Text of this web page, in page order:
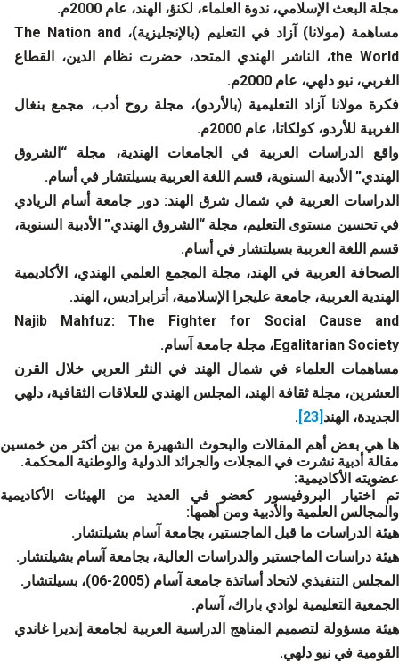
مجلة البعث الإسلامي، ندوة العلماء، لكنؤ، الهند، عام 2000م.
مساهمة (مولانا) آزاد في التعليم (بالإنجليزية)، The Nation and
the World، الناشر الهندي المتحد، حضرت نظام الدين، القطاع
الغربي، نيو دلهي، عام 2000م.
فكرة مولانا آزاد التعليمية (بالأردو)، مجلة روح أدب، مجمع بنغال
الغربية للأردو، كولكاتا، عام 2000م.
واقع الدراسات العربية في الجامعات الهندية، مجلة “الشروق
الهندي” الأدبية السنوية، قسم اللغة العربية بسيلتشار في أسام.
الدراسات العربية في شمال شرق الهند: دور جامعة أسام الريادي
في تحسين مستوى التعليم، مجلة “الشروق الهندي” الأدبية السنوية،
قسم اللغة العربية بسيلتشار في أسام.
الصحافة العربية في الهند، مجلة المجمع العلمي الهندي، الأكاديمية
الهندية العربية، جامعة عليجرا الإسلامية، أترابراديس، الهند.
Najib Mahfuz: The Fighter for Social Cause and
Egalitarian Society، مجلة جامعة آسام.
مساهمات العلماء في شمال الهند في النثر العربي خلال القرن
العشرين، مجلة ثقافة الهند، المجلس الهندي للعلاقات الثقافية، دلهي
الجديدة، الهند
.
ها هي بعض أهم المقالات والبحوث الشهيرة من بين أكثر من خمسين
مقالة أدبية نشرت في المجلات والجرائد الدولية والوطنية المحكمة.
عضويته الأكاديمية:
تم اختيار البروفيسور كعضو في العديد من الهيئات الأكاديمية
والمجالس العلمية والأدبية ومن أهمها:
هيئة الدراسات ما قبل الماجستير، بجامعة آسام بشيلتشار.
هيئة دراسات الماجستير والدراسات العالية، بجامعة آسام بشيلتشار.
المجلس التنفيذي لاتحاد أساتذة جامعة آسام (2005-06)، بسيلتشار.
الجمعية التعليمية لوادي باراك، آسام.
هيئة مسؤولة لتصميم المناهج الدراسية العربية لجامعة إنديرا غاندي
القومية في نيو دلهي.